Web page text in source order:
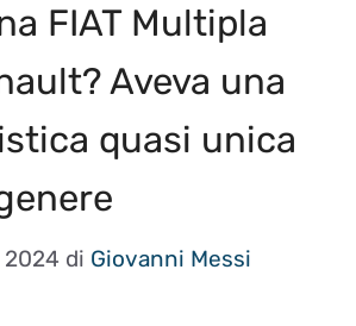
FIAT Multipla
Aveva una
quasi unica
2024 di Giovanni Messi